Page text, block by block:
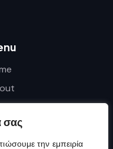
σας
την εμπειρία